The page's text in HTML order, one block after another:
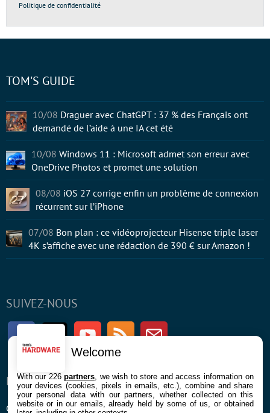
Politique de confidentialité
SUIVEZ-NOUS
FacebookTwitter Youtube RSS Newsletter
ENTREPRISE
Confidentialité et Cookies
À PROPOS
Contact
TOM'S GUIDE
10/08 Draguer avec ChatGPT : 37 % des Français ont
demandé de l’aide à une IA cet été
10/08 Windows 11 : Microsoft admet son erreur avec
OneDrive Photos et promet une solution
08/08 iOS 27 corrige enfin un problème de connexion
récurrent sur l’iPhone
07/08 Bon plan : ce vidéoprojecteur Hisense triple laser
4K s’affiche avec une rédaction de 390 € sur Amazon !
Welcome
With our 226partners , we wish to store and access information on
your devices (cookies, pixels in emails, etc.), combine and share
your personal data with our partners, whether collected on this
website or in our emails, already held by some of us, or obtained